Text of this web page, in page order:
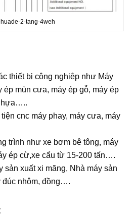
2-tang-4weh
thiết bị công nghiệp như Máy
ép mùn cưa, máy ép gỗ, máy ép
cnc máy phay, máy cưa, máy
trình như xe bơm bê tông, máy
ép cừ,xe cẩu từ 15-200 tấn….
sản xuất xi măng, Nhà máy sản
đúc nhôm, đồng….